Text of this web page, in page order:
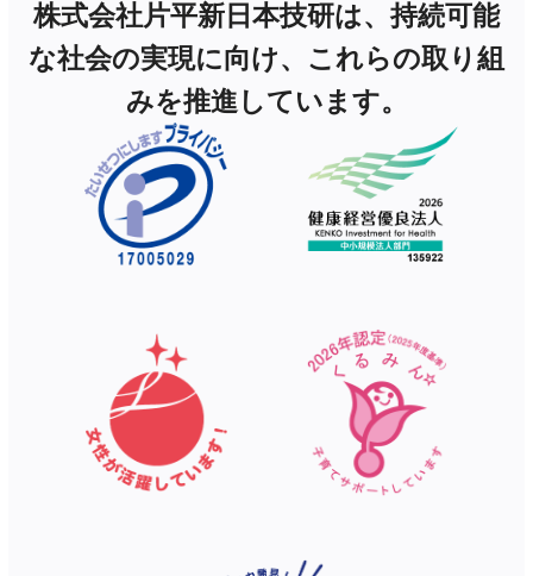
株式会社片平新日本技研は、持続可能
な社会の実現に向け、これらの取り組
みを推進しています。